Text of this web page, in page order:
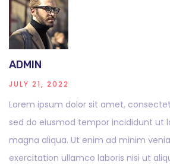
ADMIN
JULY 21, 2022
Lorem ipsum dolor sit amet,
sed do eiusmod tempor incididunt ut
magna aliqua. Ut enim ad minim
exercitation ullamco laboris nisi ut